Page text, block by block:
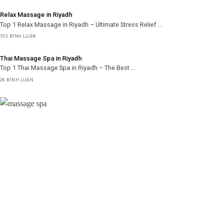
Relax Massage in Riyadh
Top 1 Relax Massage in Riyadh – Ultimate Stress Relief ...
103 BÌNH LUẬN
Thai Massage Spa in Riyadh
Top 1 Thai Massage Spa in Riyadh – The Best ...
26 BÌNH LUẬN